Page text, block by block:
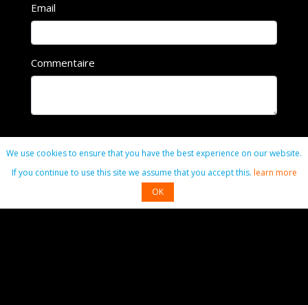
Email
Commentaire
Commenter
We use cookies to ensure that you have the best experience on our website.
If you continue to use this site we assume that you accept this. learn more
OK